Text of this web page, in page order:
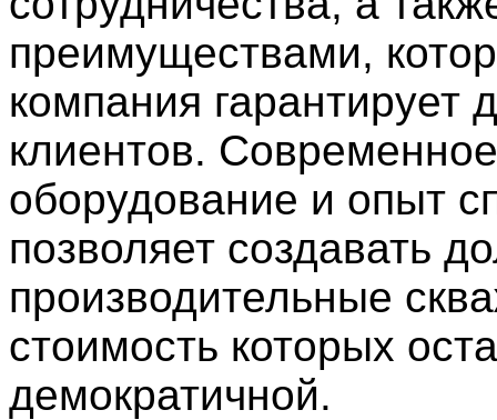
преимуществами,
компания гарантирует
клиентов. Современное
оборудование и опыт
позволяет создавать
производительные
стоимость которых
демократичной.